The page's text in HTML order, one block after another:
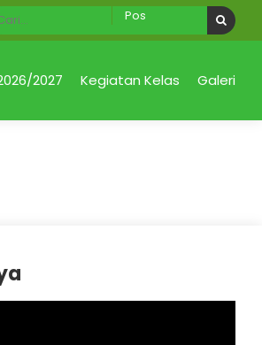
2027 Kegiatan Kelas Galeri